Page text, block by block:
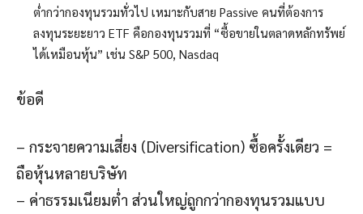
ต่ำกว่ากองทุนรวมทั่วไป เหมาะกับสาย Passive คนที่ต้องการ
ลงทุนระยะยาว ETF คือกองทุนรวมที่ “ซื้อขายในตลาดหลักทรัพย์
ได้เหมือนหุ้น” เช่น S&P 500, Nasdaq
ข้อดี
– กระจายความเสี่ยง (Diversification) ซื้อครั้งเดียว =
ถือหุ้นหลายบริษัท
– ค่าธรรมเนียมต่ำ ส่วนใหญ่ถูกกว่ากองทุนรวมแบบ